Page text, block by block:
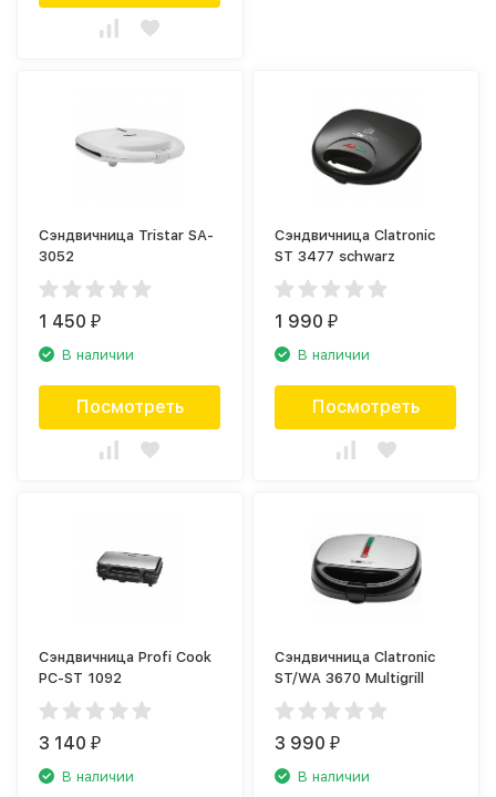
Сэндвичница Tristar SA-
3052
1 450₽
В наличии
Посмотреть
Сэндвичница Clatronic
ST 3477 schwarz
1 990₽
В наличии
Посмотреть
Сэндвичница Profi Cook
PC-ST 1092
3 140₽
В наличии
Сэндвичница Clatronic
ST/WA 3670 Multigrill
3 990₽
В наличии